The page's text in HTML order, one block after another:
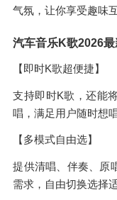
气氛，让你享受趣味
汽车音乐K歌2026
【即时K歌超便捷】
支持即时K歌，还能
唱，满足用户随时想
【多模式自由选】
提供清唱、伴奏、原
需求，自由切换选择